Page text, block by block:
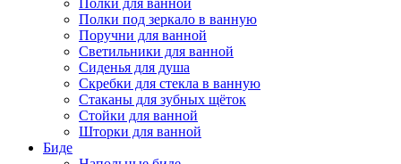
Полки для ванной
Полки под зеркало в ванную
Поручни для ванной
Светильники для ванной
Сиденья для душа
Скребки для стекла в ванную
Стаканы для зубных щёток
Стойки для ванной
Шторки для ванной
Биде